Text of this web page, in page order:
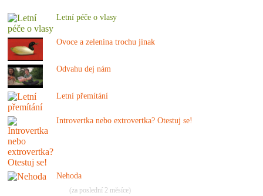
Letní péče o vlasy
Ovoce a zelenina trochu jinak
Odvahu dej nám
Letní přemítání
Introvertka nebo extrovertka? Otestuj se!
Nehoda
(za poslední 2 měsíce)